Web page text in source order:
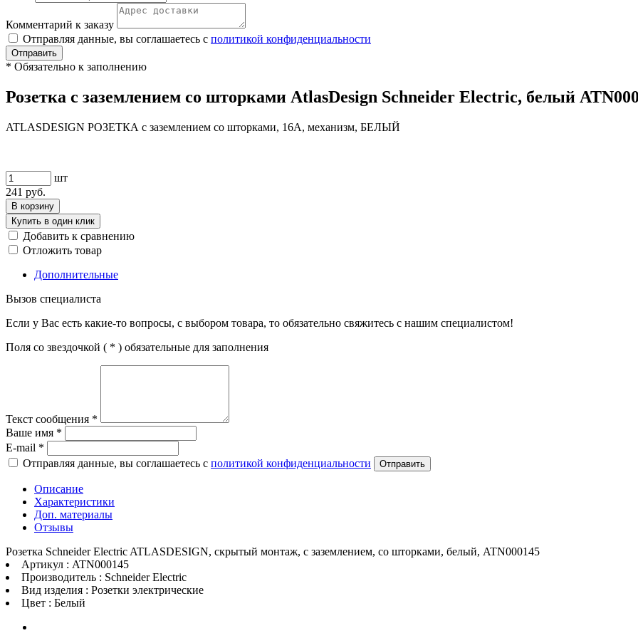
Комментарий к заказу
Отправляя данные, вы соглашаетесь с политикой конфиденциальности
Отправить
* Обязательно к заполнению
Розетка с заземлением со шторками AtlasDesign Schneider Electric, белый
ATLASDESIGN РОЗЕТКА с заземлением со шторками, 16А, механизм, БЕЛЫЙ
шт
241 руб.
В корзину
Купить в один клик
Добавить к сравнению
Отложить товар
Дополнительные
Вызов специалиста
Если у Вас есть какие-то вопросы, с выбором товара, то обязательно свяжитесь с нашим специалистом!
Поля со звездочкой ( * ) обязательные для заполнения
Текст сообщения *
Ваше имя *
E-mail *
Отправляя данные, вы соглашаетесь с политикой конфиденциальности Отправить
Описание
Характеристики
Доп. материалы
Отзывы
Розетка Schneider Electric ATLASDESIGN, скрытый монтаж, с заземлением, со шторками, белый, ATN000145
Артикул : ATN000145
Производитель : Schneider Electric
Вид изделия : Розетки электрические
Цвет : Белый